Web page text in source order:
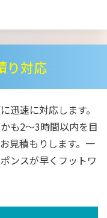
り対応
迅速に対応します。
も2〜3時間以内を目
見積もりします。一
ンスが早くフットワ